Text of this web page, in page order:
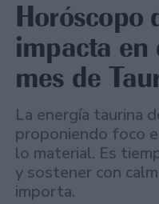
Horóscopo
impacta en
mes de
La energía taurina
proponiendo foco
lo material. Es
y sostener con
importa.